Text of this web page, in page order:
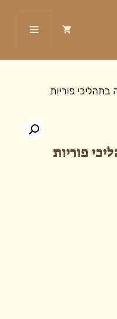
תפריט
בתהליכי פוריות
פוריות